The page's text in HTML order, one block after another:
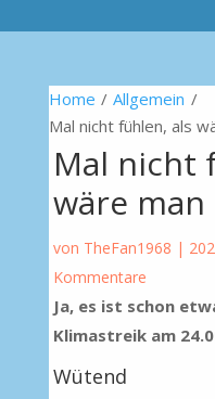
Home / Allgemein /
Mal nicht fühlen, als
Mal nicht
wäre
von TheFan1968 |
Kommentare
Ja, es ist schon
Klimastreik am
Wütend